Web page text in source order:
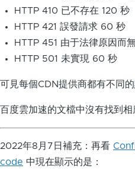
HTTP 410 已不存在 120 秒
HTTP 421 誤發請求 60 秒
HTTP 451 由于法律原因而
HTTP 501 未實現 60 秒
可見每個CDN提供商都有不同的
百度雲加速的文檔中沒有找到相
2022年8月7日補充：再看
code 中現在顯示的是：